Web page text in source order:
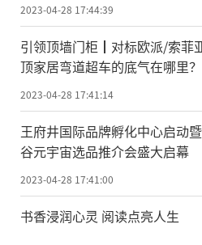
2023-04-28 17:44:39
引领顶墙门柜┃对标欧派/索菲
顶家居弯道超车的底气在哪里？
2023-04-28 17:41:14
王府井国际品牌孵化中心启动
谷元宇宙选品推介会盛大启幕
2023-04-28 17:41:00
书香浸润心灵 阅读点亮人生